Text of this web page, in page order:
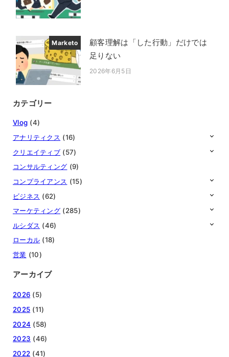
Marketo
顧客理解は「した行動」だけでは
足りない
投稿日
2026年6月5日
カテゴリー
Vlog (4)
アナリティクス (16)
クリエイティブ (57)
コンサルティング (9)
コンプライアンス (15)
ビジネス (62)
マーケティング (285)
ルシダス (46)
ローカル (18)
営業 (10)
アーカイブ
2026 (5)
2025 (11)
2024 (58)
2023 (46)
2022 (41)